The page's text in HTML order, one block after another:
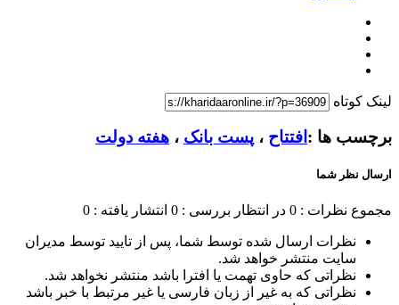
لینک کوتاه
برچسب ها : افتتاح ، پست بانک ، هفته دولت
ارسال نظر شما
مجموع نظرات : 0 در انتظار بررسی : 0 انتشار یافته : 0
نظرات ارسال شده توسط شما، پس از تایید توسط مدیران
سایت منتشر خواهد شد.
نظراتی که حاوی تهمت یا افترا باشد منتشر نخواهد شد.
نظراتی که به غیر از زبان فارسی یا غیر مرتبط با خبر باشد